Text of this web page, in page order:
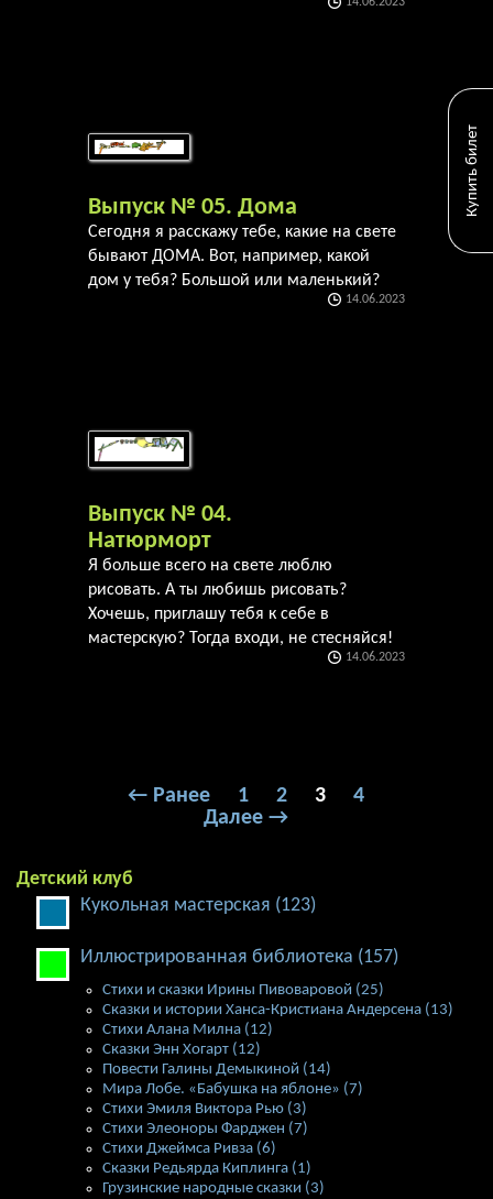
Купить билет
Выпуск № 05. Дома
Сегодня я расскажу тебе, какие на свете
бывают ДОМА. Вот, например, какой
дом у тебя? Большой или маленький?
14.06.2023
Выпуск № 04.
Натюрморт
Я больше всего на свете люблю
рисовать. А ты любишь рисовать?
Хочешь, приглашу тебя к себе в
мастерскую? Тогда входи, не стесняйся!
14.06.2023
← Ранее 1 2 3
4
Далее →
Детский клуб
Кукольная мастерская (123)
Иллюстрированная библиотека (157)
Стихи и сказки Ирины Пивоваровой (25)
Сказки и истории Ханса-Кристиана Андерсена (13)
Стихи Алана Милна (12)
Сказки Энн Хогарт (12)
Повести Галины Демыкиной (14)
Мира Лобе. «Бабушка на яблоне» (7)
Стихи Эмиля Виктора Рью (3)
Стихи Элеоноры Фарджен (7)
Стихи Джеймса Ривза (6)
Сказки Редьярда Киплинга (1)
Грузинские народные сказки (3)